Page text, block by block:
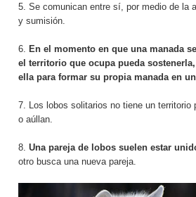
5. Se comunican entre sí, por medio de la
y sumisión.
6. En el momento en que una manada
el territorio que ocupa pueda
ella para formar su propia manada en
7. Los lobos solitarios no tiene un
o aúllan.
8. Una pareja de lobos suelen estar
otro busca una nueva pareja.